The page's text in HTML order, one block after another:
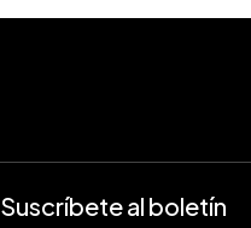
Suscríbete al boletín